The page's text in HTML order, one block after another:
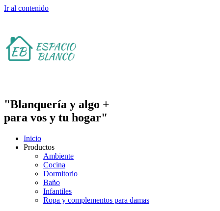
Ir al contenido
"Blanquería y algo +
para vos y tu hogar"
Inicio
Productos
Ambiente
Cocina
Dormitorio
Baño
Infantiles
Ropa y complementos para damas